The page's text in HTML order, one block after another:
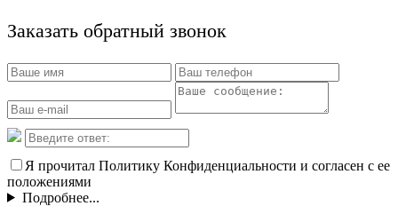
Заказать обратный звонок
Я прочитал Политику Конфиденциальности и согласен с ее
положениями
Подробнее...